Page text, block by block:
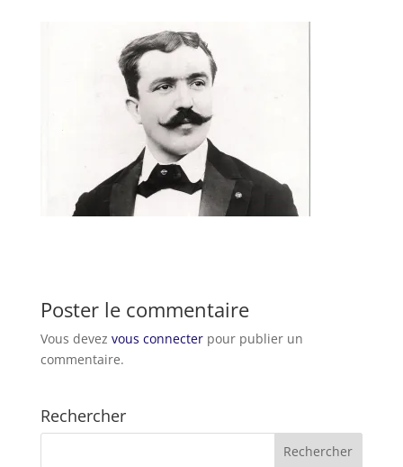
Poster le commentaire
Vous devez vous connecterpour publier un
commentaire.
Rechercher